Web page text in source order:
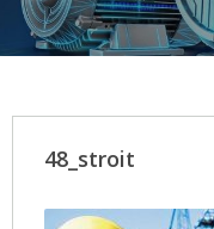
48_stroit